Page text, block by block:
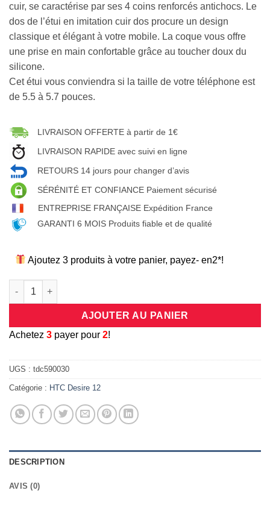
cuir, se caractérise par ses 4 coins renforcés antichocs. Le
dos de l’étui en imitation cuir dos procure un design
classique et élégant à votre mobile. La coque vous offre
une prise en main confortable grâce au toucher doux du
silicone.
Cet étui vous conviendra si la taille de votre téléphone est
de 5.5 à 5.7 pouces.
LIVRAISON OFFERTE à partir de 1€
LIVRAISON RAPIDE avec suivi en ligne
RETOURS 14 jours pour changer d’avis
SÉRÉNITÉ ET CONFIANCE Paiement sécurisé
ENTREPRISE FRANÇAISE Expédition France
GARANTI 6 MOIS Produits fiable et de qualité
Ajoutez 3 produits à votre panier, payez- en2*!
quantité de Coque universelle antichocs silicone/cuir beige et
AJOUTER AU PANIER
Achetez 3 payer pour 2!
UGS : tdc590030
Catégorie : HTC Desire 12
DESCRIPTION
AVIS (0)